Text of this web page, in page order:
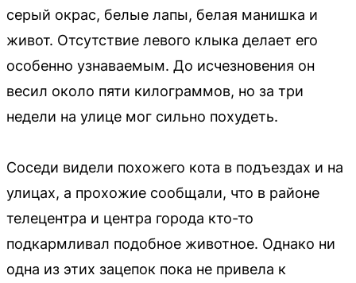
серый окрас, белые лапы, белая манишка и
живот. Отсутствие левого клыка делает его
особенно узнаваемым. До исчезновения он
весил около пяти килограммов, но за три
недели на улице мог сильно похудеть.
Соседи видели похожего кота в подъездах и на
улицах, а прохожие сообщали, что в районе
телецентра и центра города кто-то
подкармливал подобное животное. Однако ни
одна из этих зацепок пока не привела к